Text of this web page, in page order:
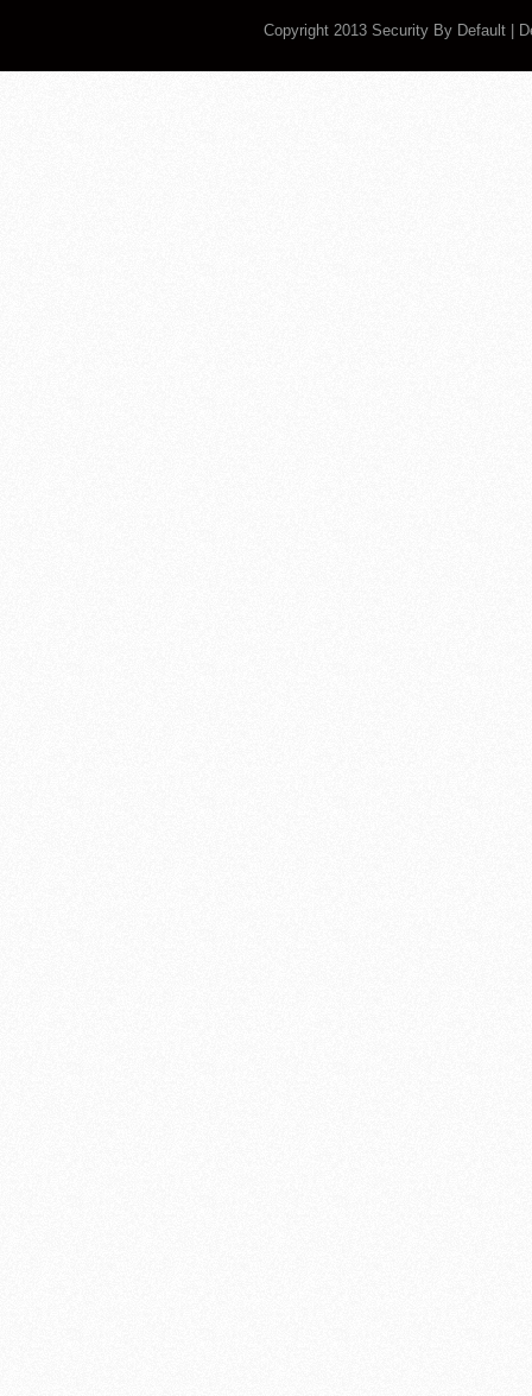
Copyright 2013 Security By Default |